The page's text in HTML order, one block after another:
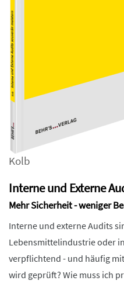
Kolb
Interne und Externe
Mehr Sicherheit - weniger
Interne und externe Audits
Lebensmittelindustrie oder
verpflichtend - und häufig
wird geprüft? Wie muss ich